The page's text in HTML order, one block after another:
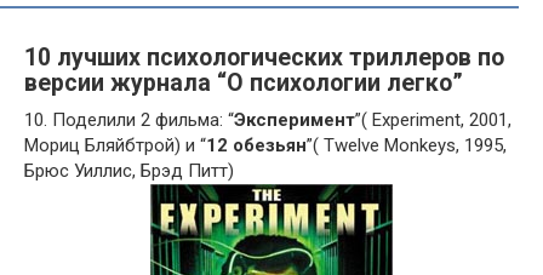
10 лучших психологических триллеров по
версии журнала “О психологии легко”
10. Поделили 2 фильма: “Эксперимент”( Experiment, 2001,
Мориц Бляйбтрой) и “12 обезьян”( Twelve Monkeys, 1995,
Брюс Уиллис, Брэд Питт)